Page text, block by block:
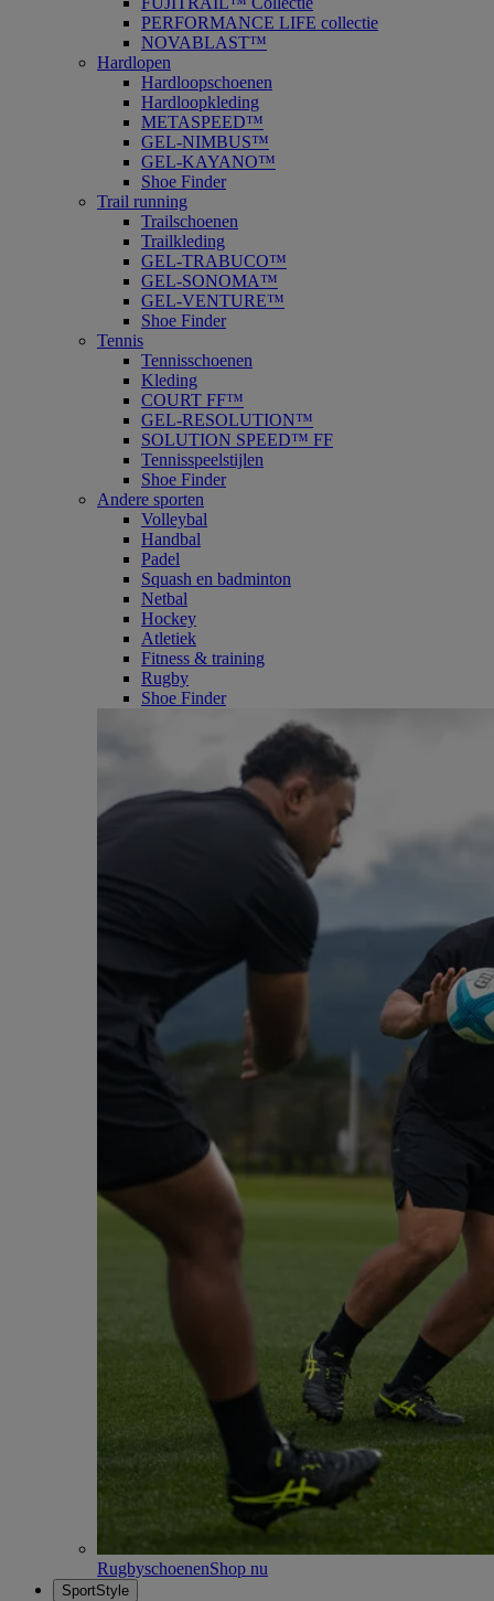
PERFORMANCE LIFE collectie
NOVABLAST™
Hardlopen
Hardloopschoenen
Hardloopkleding
METASPEED™
GEL-NIMBUS™
GEL-KAYANO™
Shoe Finder
Trail running
Trailschoenen
Trailkleding
GEL-TRABUCO™
GEL-SONOMA™
GEL-VENTURE™
Shoe Finder
Tennis
Tennisschoenen
Kleding
COURT FF™
GEL-RESOLUTION™
SOLUTION SPEED™ FF
Tennisspeelstijlen
Shoe Finder
Andere sporten
Volleybal
Handbal
Padel
Squash en badminton
Netbal
Hockey
Atletiek
Fitness & training
Rugby
Shoe Finder
RugbyschoenenShop nu
SportStyle